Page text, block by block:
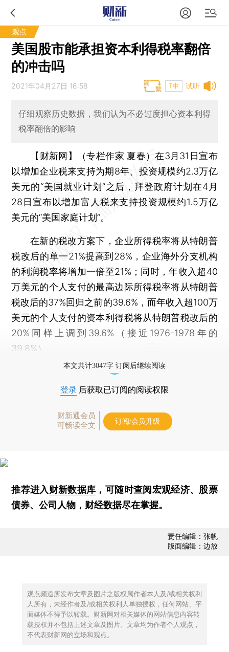
观点
美国股市能承担资本利得税率翻倍
的冲击吗
试听
2021年04月27日 16:58 T中
仔细观察历史数据，我们认为不必过度担心资本利得
税率翻倍的影响
【财新网】（专栏作家 夏春）在3月31日宣布
以增加企业税来支持为期8年、投资规模约2.3万亿
美元的“美国就业计划”之后，拜登政府计划在4月
28日宣布以增加富人税来支持投资规模约1.5万亿
美元的“美国家庭计划”。
在新的税改方案下，企业所得税率将从特朗普
税改后的单一21%提高到28%，企业海外分支机构
的利润税率将增加一倍至21%；同时，年收入超40
万美元的个人支付的最高边际所得税率将从特朗普
税改后的37%回归之前的39.6%，而年收入超100万
美元的个人支付的资本利得税将从特朗普税改后的
20%同样上调到39.6%（接近1976-1978年的
39.8%）。
本文共计3047字 订阅后继续阅读
登录 后获取已订阅的阅读权限
财新通会员
可畅读全文
订阅/会员升级
推荐进入财新数据库 ，可随时查阅宏观经济、股票
债券、公司人物，财经数据尽在掌握。
责任编辑：张帆
版面编辑：边放
观点频道所发布文章及图片之版权属作者本人及/或相关权利
人所有，未经作者及/或相关权利人单独授权，任何网站、平
面媒体不得予以转载。财新网对相关媒体的网站信息内容转
载授权并不包括上述文章及图片。文章均为作者个人观点，
不代表财新网的立场和观点。